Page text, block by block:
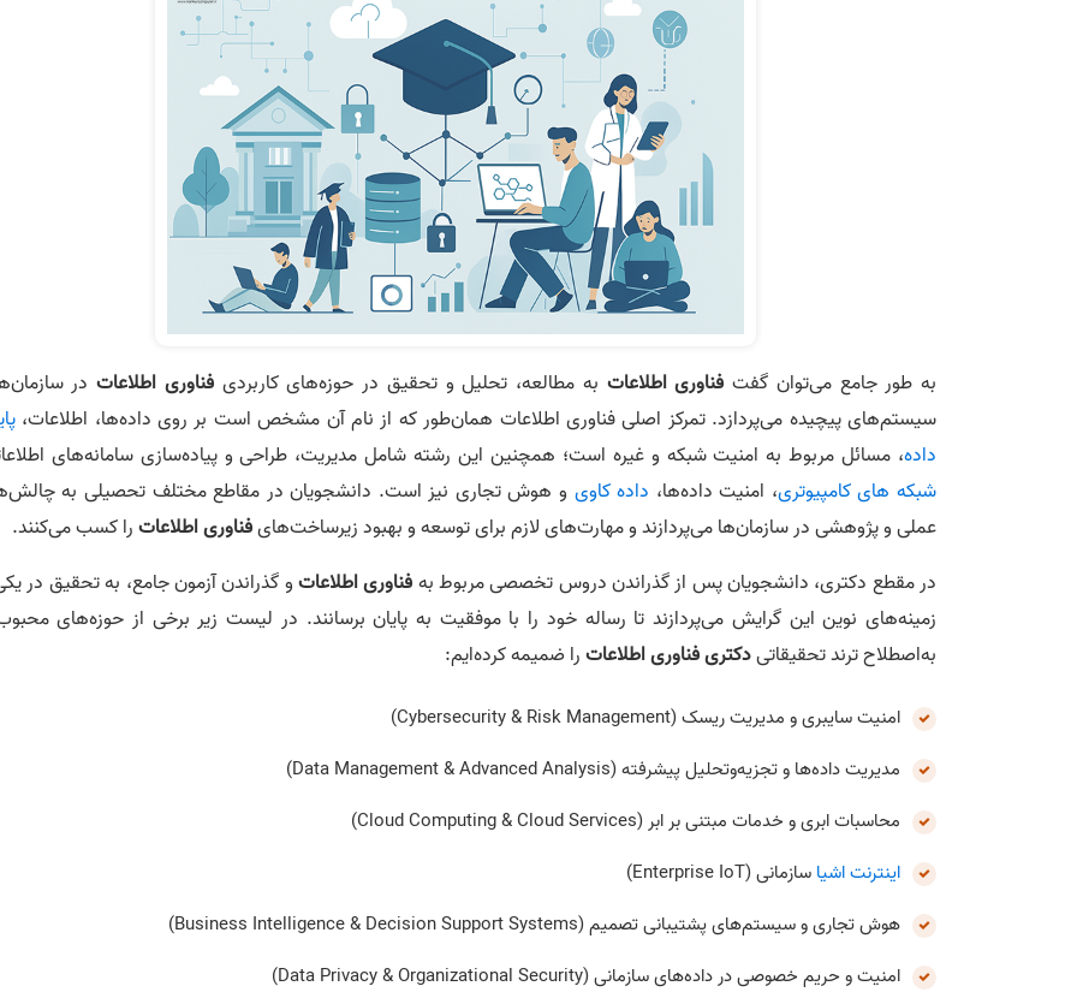
به طور جامع می‌توان گفت فناوری اطلاعات به مطالعه، تحلیل و تحقیق در حوزه‌های کاربردیفناوری اطلاعاتدر
سیستم‌های پیچیده می‌پردازد. تمرکز اصلی فناوری اطلاعات همان‌طور که از نام آن مشخص است بر روی داده‌ها، اطلاعات،
داده، مسائل مربوط به امنیت شبکه و غیره است؛ همچنین این رشته شامل مدیریت، طراحی و پیاده‌سازی سامانه‌های
شبکه های کامپیوتری، امنیت داده‌ها، داده کاوی و هوش تجاری نیز است. دانشجویان در مقاطع مختلف تحصیلی به
عملی و پژوهشی در سازمان‌ها می‌پردازند و مهارت‌های لازم برای توسعه و بهبود زیرساخت‌هایفناوری اطلاعاترا کسب می‌کنند.
در مقطع دکتری، دانشجویان پس از گذراندن دروس تخصصی مربوط بهفناوری اطلاعاتو گذراندن آزمون جامع، به تحقیق در
زمینه‌های نوین این گرایش می‌پردازند تا رساله خود را با موفقیت به پایان برسانند. در لیست زیر برخی از حوزه‌های
به‌اصطلاح ترند تحقیقاتیدکتری فناوری اطلاعاترا ضمیمه کرده‌ایم:
امنیت سایبری و مدیریت ریسک (Cybersecurity & Risk Management)
مدیریت داده‌ها و تجزیه‌وتحلیل پیشرفته (Data Management & Advanced Analysis)
محاسبات ابری و خدمات مبتنی بر ابر (Cloud Computing & Cloud Services)
اینترنت اشیا سازمانی (Enterprise IoT)
هوش تجاری و سیستم‌های پشتیبانی تصمیم (Business Intelligence & Decision Support Systems)
امنیت و حریم خصوصی در داده‌های سازمانی (Data Privacy & Organizational Security)